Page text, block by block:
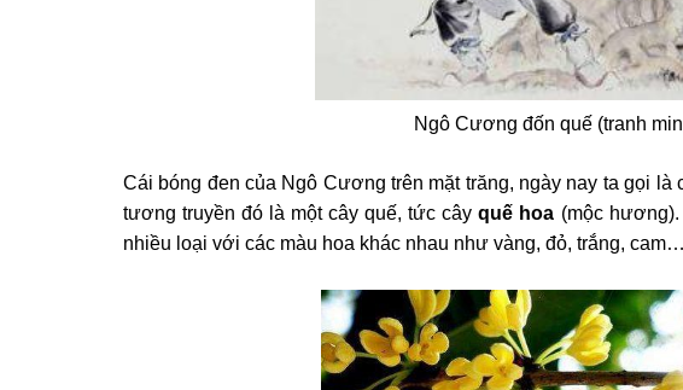
Ngô Cương đốn quế (tranh
Cái bóng đen của Ngô Cương trên mặt trăng, ngày nay ta gọi là
tương truyền đó là một cây quế, tức câyquế hoa (mộc
nhiều loại với các màu hoa khác nhau như vàng, đỏ, trắng, cam…